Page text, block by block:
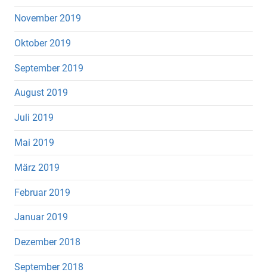
November 2019
Oktober 2019
September 2019
August 2019
Juli 2019
Mai 2019
März 2019
Februar 2019
Januar 2019
Dezember 2018
September 2018